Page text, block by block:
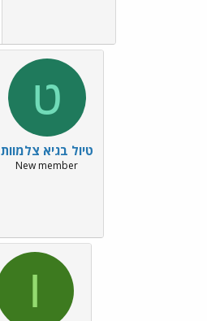
ט
טיול בגיא צלמוות
New member
I